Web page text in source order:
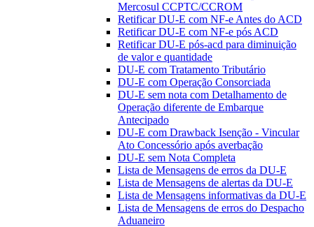
Mercosul CCPTC/CCROM
Retificar DU-E com NF-e Antes do ACD
Retificar DU-E com NF-e pós ACD
Retificar DU-E pós-acd para diminuição
de valor e quantidade
DU-E com Tratamento Tributário
DU-E com Operação Consorciada
DU-E sem nota com Detalhamento de
Operação diferente de Embarque
Antecipado
DU-E com Drawback Isenção - Vincular
Ato Concessório após averbação
DU-E sem Nota Completa
Lista de Mensagens de erros da DU-E
Lista de Mensagens de alertas da DU-E
Lista de Mensagens informativas da DU-E
Lista de Mensagens de erros do Despacho
Aduaneiro